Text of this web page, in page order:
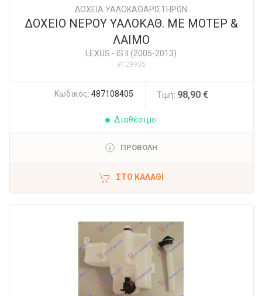
ΔΟΧΕΙΑ ΥΑΛΟΚΑΘΑΡΙΣΤΗΡΩΝ
ΔΟΧΕΙΟ ΝΕΡΟΥ ΥΑΛΟΚΑΘ. ΜΕ ΜΟΤΕΡ &
ΛΑΙΜΟ
LEXUS - IS II (2005-2013)
#129935
Κωδικός: 487108405 Τιμή: 98,90 €
Διαθέσιμο
ΠΡΟΒΟΛΗ
ΣΤΟ ΚΑΛΆΘΙ